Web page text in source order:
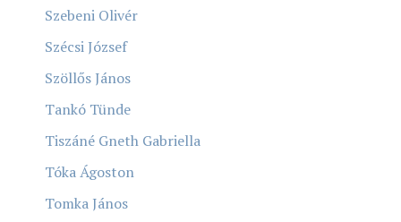
Szebeni Olivér
Szécsi József
Szöllős János
Tankó Tünde
Tiszáné Gneth Gabriella
Tóka Ágoston
Tomka János